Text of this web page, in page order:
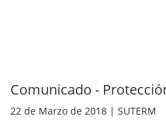
Comunicado -
22 de Marzo de 2018 | SUTERM